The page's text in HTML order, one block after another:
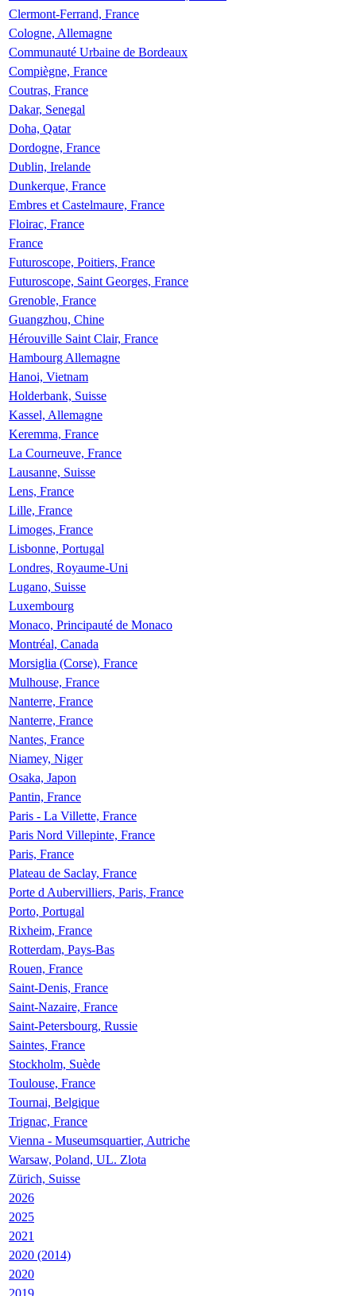
Clermont-Ferrand, France
Cologne, Allemagne
Communauté Urbaine de Bordeaux
Compiègne, France
Coutras, France
Dakar, Senegal
Doha, Qatar
Dordogne, France
Dublin, Irelande
Dunkerque, France
Embres et Castelmaure, France
Floirac, France
France
Futuroscope, Poitiers, France
Futuroscope, Saint Georges, France
Grenoble, France
Guangzhou, Chine
Hérouville Saint Clair, France
Hambourg Allemagne
Hanoi, Vietnam
Holderbank, Suisse
Kassel, Allemagne
Keremma, France
La Courneuve, France
Lausanne, Suisse
Lens, France
Lille, France
Limoges, France
Lisbonne, Portugal
Londres, Royaume-Uni
Lugano, Suisse
Luxembourg
Monaco, Principauté de Monaco
Montréal, Canada
Morsiglia (Corse), France
Mulhouse, France
Nanterre, France
Nanterre, France
Nantes, France
Niamey, Niger
Osaka, Japon
Pantin, France
Paris - La Villette, France
Paris Nord Villepinte, France
Paris, France
Plateau de Saclay, France
Porte d Aubervilliers, Paris, France
Porto, Portugal
Rixheim, France
Rotterdam, Pays-Bas
Rouen, France
Saint-Denis, France
Saint-Nazaire, France
Saint-Petersbourg, Russie
Saintes, France
Stockholm, Suède
Toulouse, France
Tournai, Belgique
Trignac, France
Vienna - Museumsquartier, Autriche
Warsaw, Poland, UL. Zlota
Zürich, Suisse
2026
2025
2021
2020 (2014)
2020
2019